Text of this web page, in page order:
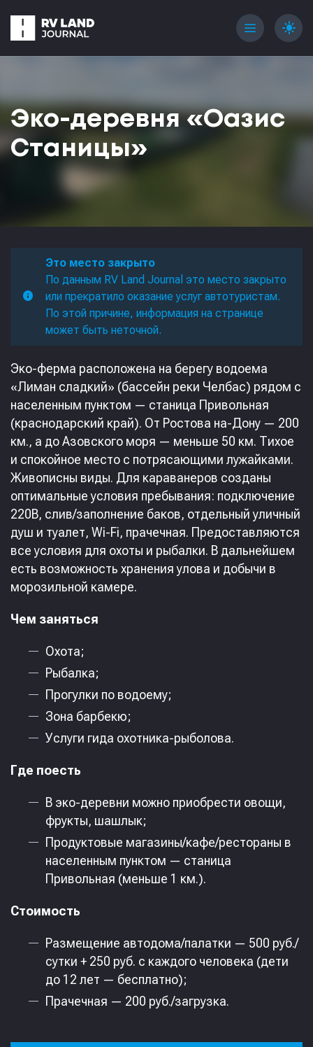
menu light_mode
Эко-деревня «Оазис
Станицы»
Это место закрыто
По данным RV Land Journal это место закрыто
или прекратило оказание услуг автотуристам.
По этой причине, информация на странице
может быть неточной.
Эко-ферма расположена на берегу водоема
«Лиман сладкий» (бассейн реки Челбас) рядом с
населенным пунктом — станица Привольная
(краснодарский край). От Ростова на-Дону — 200
км., а до Азовского моря — меньше 50 км. Тихое
и спокойное место с потрясающими лужайками.
Живописны виды. Для караванеров созданы
оптимальные условия пребывания: подключение
220В, слив/заполнение баков, отдельный уличный
душ и туалет, Wi-Fi, прачечная. Предоставляются
все условия для охоты и рыбалки. В дальнейшем
есть возможность хранения улова и добычи в
морозильной камере.
Чем заняться
Охота;
Рыбалка;
Прогулки по водоему;
Зона барбекю;
Услуги гида охотника-рыболова.
Где поесть
В эко-деревни можно приобрести овощи,
фрукты, шашлык;
Продуктовые магазины/кафе/рестораны в
населенным пунктом — станица
Привольная (меньше 1 км.).
Стоимость
Размещение автодома/палатки — 500 руб./
сутки + 250 руб. с каждого человека (дети
до 12 лет — бесплатно);
Прачечная — 200 руб./загрузка.